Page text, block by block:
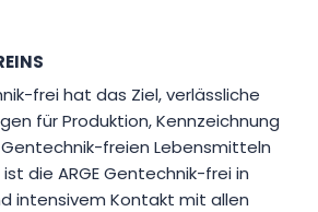
frei hat das Ziel, verlässliche
für Produktion, Kennzeichnung
freien Lebensmitteln
die ARGE Gentechnik-frei in
intensivem Kontakt mit allen